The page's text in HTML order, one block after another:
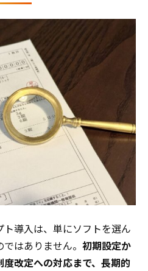
導入は、単にソフトを選ん
はありません。 初期設定か
改定への対応まで、長期的